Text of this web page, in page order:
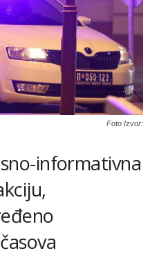
Foto Izvor:
informativna